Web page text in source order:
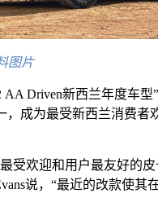
图片
AA Driven新西兰年度车型
，成为最受新西兰消费者
受欢迎和用户最友好的
说，“最近的改款使其